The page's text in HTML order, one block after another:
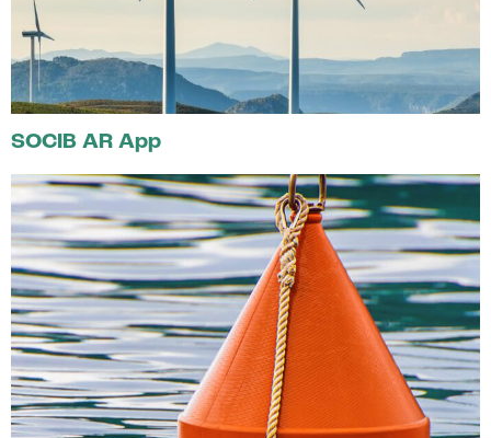
SOCIB AR App